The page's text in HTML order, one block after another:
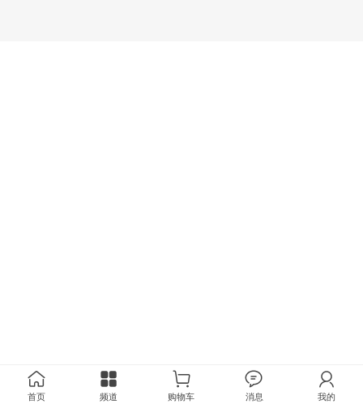
首页 频道 购物车 消息 我的